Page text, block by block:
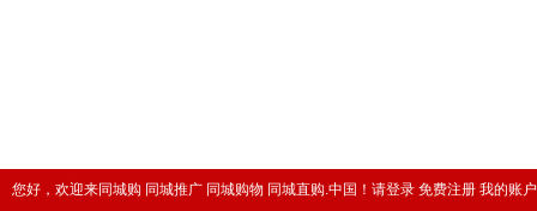
您好，欢迎来同城购 同城推广 同城购物 同城直购.中国！ 请登录 免费注册 我的账户